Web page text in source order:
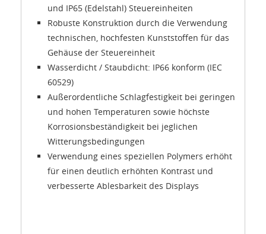
und IP65 (Edelstahl) Steuereinheiten
Robuste Konstruktion durch die Verwendung
technischen, hochfesten Kunststoffen für das
Gehäuse der Steuereinheit
Wasserdicht / Staubdicht: IP66 konform (IEC
60529)
Außerordentliche Schlagfestigkeit bei geringen
und hohen Temperaturen sowie höchste
Korrosionsbeständigkeit bei jeglichen
Witterungsbedingungen
Verwendung eines speziellen Polymers erhöht
für einen deutlich erhöhten Kontrast und
verbesserte Ablesbarkeit des Displays